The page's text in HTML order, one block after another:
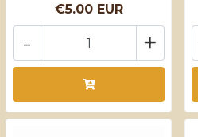
€5.00 EUR
+
-